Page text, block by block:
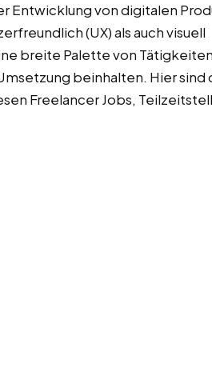
Entwicklung von digitalen
(UX) als auch visuell
breite Palette von
beinhalten. Hier sind
Freelancer Jobs,